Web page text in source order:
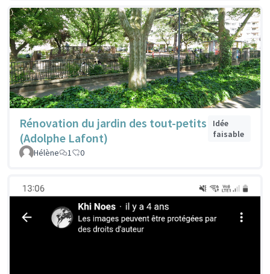
Rénovation du jardin des tout-petits
(Adolphe Lafont)
Idée
faisable
Hélène
1 0